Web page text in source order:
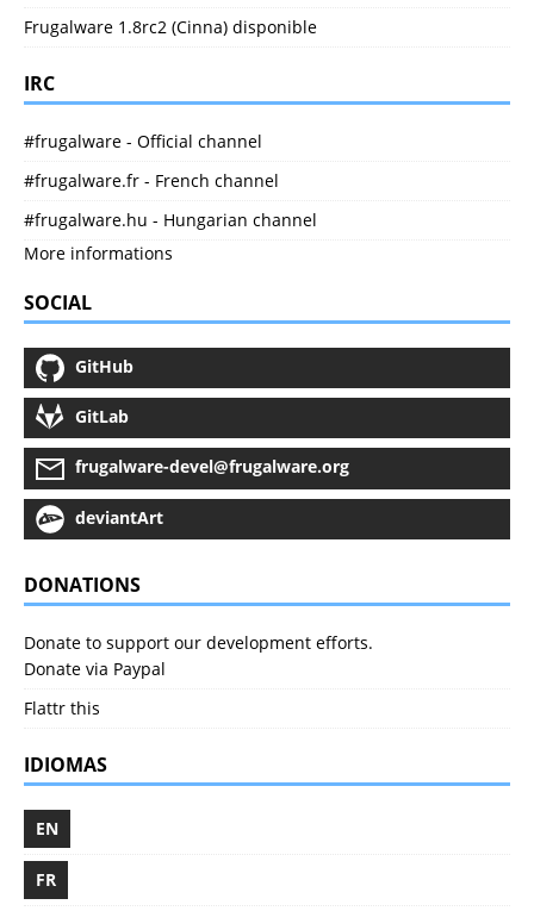
Frugalware 1.8rc2 (Cinna) disponible
IRC
#frugalware - Official channel
#frugalware.fr - French channel
#frugalware.hu - Hungarian channel
More informations
SOCIAL
GitHub
GitLab
frugalware-devel@frugalware.org
deviantArt
DONATIONS
Donate to support our development efforts.
Donate via Paypal
Flattr this
IDIOMAS
EN
FR